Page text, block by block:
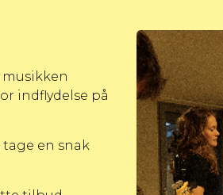
indflydelse på
en snak